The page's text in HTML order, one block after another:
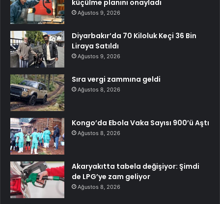
küçülme planını onayladı
Ağustos 9, 2026
Diyarbakır’da 70 Kiloluk Keçi 36 Bin
Liraya Satıldı
Ağustos 9, 2026
Sıra vergi zammına geldi
Ağustos 8, 2026
Kongo’da Ebola Vaka Sayısı 900’ü Aştı
Ağustos 8, 2026
Akaryakıtta tabela değişiyor: Şimdi
de LPG’ye zam geliyor
Ağustos 8, 2026